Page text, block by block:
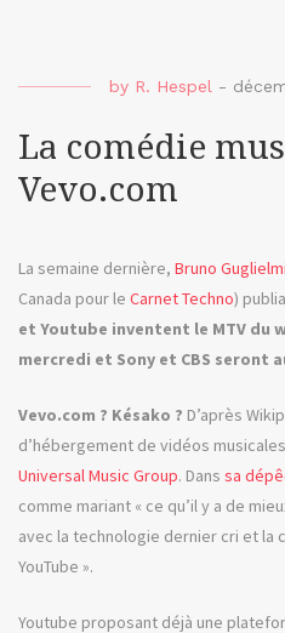
by R. Hespel -
La comédie
Vevo.com
La semaine dernière, Bruno
Canada pour le Carnet Techno)
et Youtube inventent le MTV du
mercredi et Sony et CBS seront
Vevo.com ? Késako ? D’après
d’hébergement de vidéos
Universal Music Group. Dans sa
comme mariant « ce qu’il y a de
avec la technologie dernier cri et la
YouTube ».
Youtube proposant déjà une